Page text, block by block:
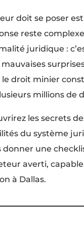
doit se poser
reste
juridique :
droit minier
millions de
les secrets
du système
donner une
averti,
à Dallas.